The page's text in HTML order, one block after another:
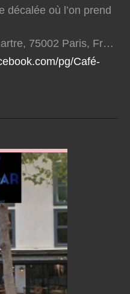
décalée où l’on prend
75002 Paris, France
pg/Café-